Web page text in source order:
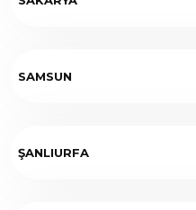
SAMSUN
ŞANLIURFA